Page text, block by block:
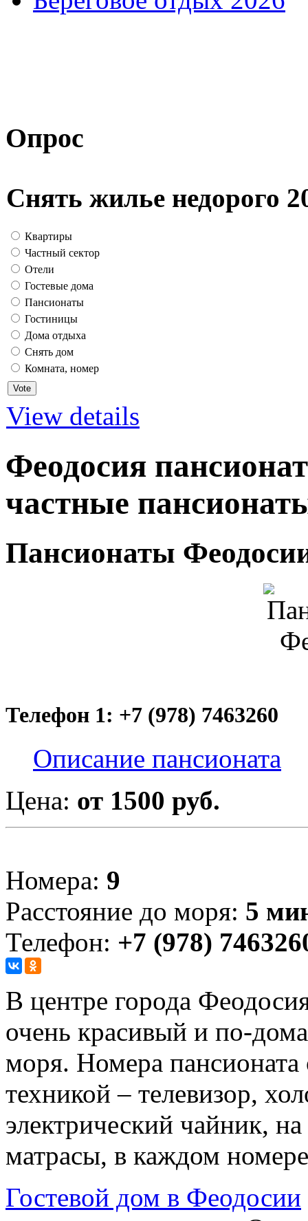
Опрос
Снять жилье недорого
Квартиры
Частный сектор
Отели
Гостевые дома
Пансионаты
Гостиницы
Дома отдыха
Снять дом
Комната, номер
View details
Феодосия
частные
Пансионаты
Телефон 1: +7 (978) 7463260
Описание пансионата
Цена: от 1500 руб.
Номера: 9
Расстояние до моря: 5
Телефон: +7 (978)
В центре города
очень красивый и по-
моря. Номера
техникой – телевизор,
электрический чайник,
матрасы, в каждом
Гостевой дом в Феодосии